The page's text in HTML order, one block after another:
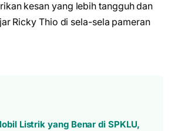
kesan yang lebih tangguh dan
Ricky Thio di sela-sela pameran
Listrik yang Benar di SPKLU,